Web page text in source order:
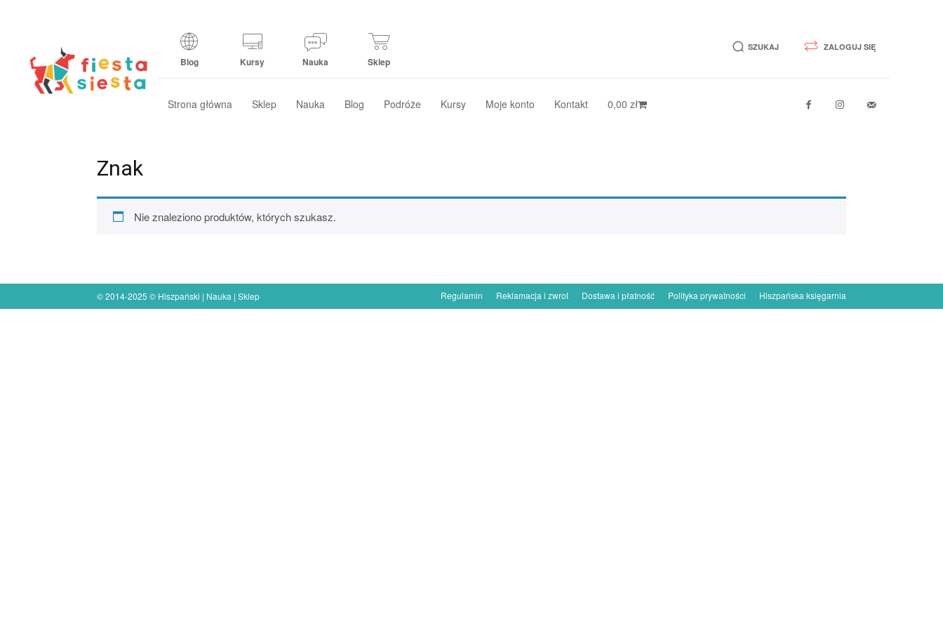
Blog Kursy Nauka Sklep
SZUKAJ ZALOGUJ SIĘ
Strona główna Sklep Nauka Blog Podróże Kursy Moje konto Kontakt 0,00 zł
Znak
Nie znaleziono produktów, których szukasz.
Regulamin Reklamacja i zwrot Dostawa i płatność Polityka prywatności Hiszpańska księgarnia
© 2014-2025 © Hiszpański | Nauka | Sklep